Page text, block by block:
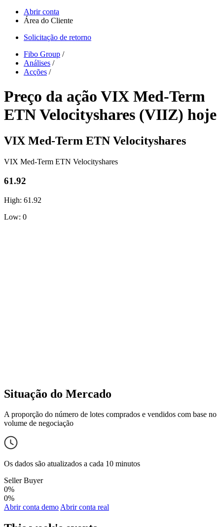
Abrir conta
Área do Cliente
Solicitação de retorno
Fibo Group /
Análises /
Acções /
Preço da ação VIX Med-Term
ETN Velocityshares (VIIZ) hoje
VIX Med-Term ETN Velocityshares
VIX Med-Term ETN Velocityshares
61.92
High: 61.92
Low: 0
Situação do Mercado
A proporção do número de lotes comprados e vendidos com base no
volume de negociação
Os dados são atualizados a cada 10 minutos
Seller Buyer
0%
0%
Abrir conta demoAbrir conta real